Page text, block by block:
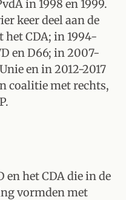
in 1998 en 1999.
keer deel aan de
het CDA; in 1994-
en D66; in 2007-
en in 2012-2017
coalitie met rechts,
het CDA die in de
vormden met